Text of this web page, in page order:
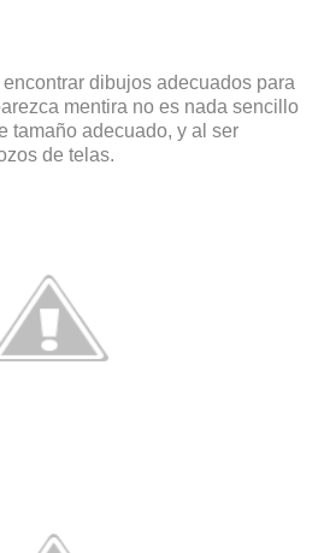
dibujos adecuados para
mentira no es nada sencillo
tamaño adecuado, y al ser
de telas.